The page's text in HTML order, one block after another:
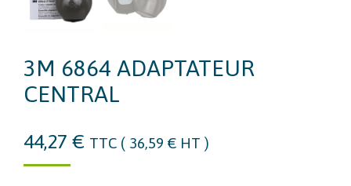
3M 6864 ADAPTATEUR
CENTRAL
44,27 € TTC ( 36,59 € HT )